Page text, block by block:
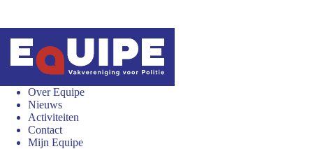
Over Equipe
Nieuws
Activiteiten
Contact
Mijn Equipe